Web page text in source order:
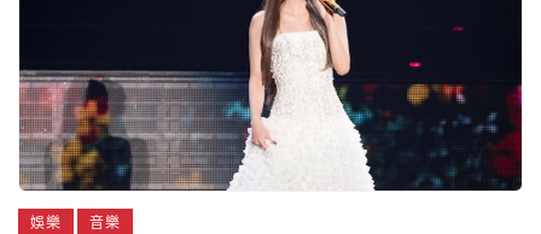
娛樂 音樂